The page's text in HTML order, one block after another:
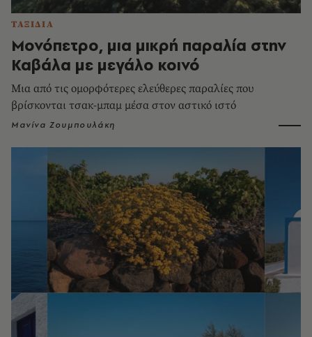
ΤΑΞΙΔΙΑ
Μονόπετρο, μια μικρή παραλία στην
Καβάλα με μεγάλο κοινό
Μια από τις ομορφότερες ελεύθερες παραλίες που
βρίσκονται τσακ-μπαμ μέσα στον αστικό ιστό
Μανίνα Ζουμπουλάκη